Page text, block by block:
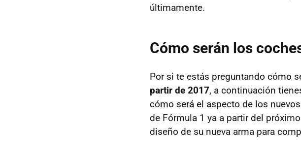
últimamente.
Cómo serán los
Por si te estás preguntando cómo
partir de 2017, a continuación
cómo será el aspecto de los
de Fórmula 1 ya a partir del
diseño de su nueva arma para